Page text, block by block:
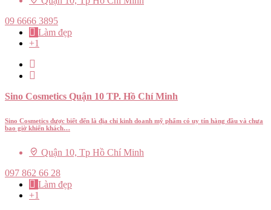
09 6666 3895
Làm đẹp
+1
Sino Cosmetics Quận 10 TP. Hồ Chí Minh
Sino Cosmetics được biết đến là địa chỉ kinh doanh mỹ phẩm có uy tín hàng đầu và chưa
bao giờ khiến khách…
Quận 10, Tp Hồ Chí Minh
097 862 66 28
Làm đẹp
+1